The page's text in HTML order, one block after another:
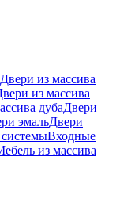
Двери из массива
из массива
дубаДвери
эмальДвери
Входные
из массива